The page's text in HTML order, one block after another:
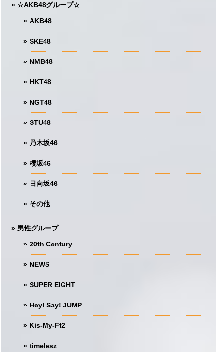
☆AKB48グループ☆
AKB48
SKE48
NMB48
HKT48
NGT48
STU48
乃木坂46
櫻坂46
日向坂46
その他
男性グループ
20th Century
NEWS
SUPER EIGHT
Hey! Say! JUMP
Kis-My-Ft2
timelesz